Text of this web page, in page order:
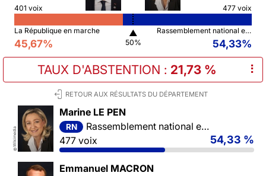
401 voix 477 voix
La République en marche
45,67%
▲
50%
Rassemblement national et ses alliés
54,33%
TAUX D'ABSTENTION : 21,73 % ⠇
RETOUR AUX RÉSULTATS DU DÉPARTEMENT
©
Wikimedia
Marine LE PEN
RN
Rassemblement national et ses alliés
477 voix
54,33 %
Emmanuel MACRON